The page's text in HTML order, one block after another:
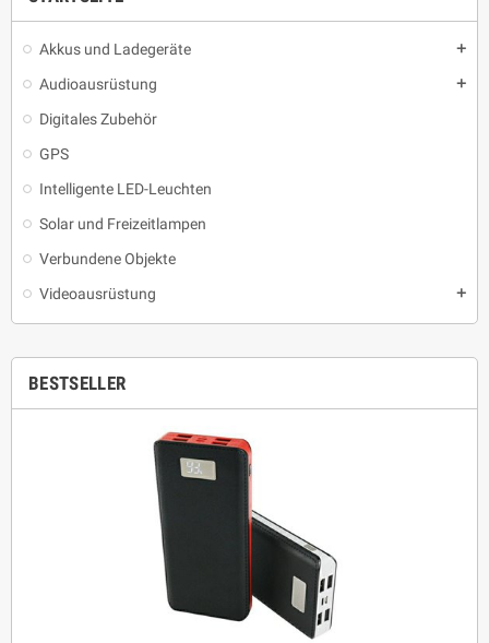
Akkus und Ladegeräte add
Audioausrüstung add
Digitales Zubehör
GPS
Intelligente LED-Leuchten
Solar und Freizeitlampen
Verbundene Objekte
Videoausrüstung
add
BESTSELLER